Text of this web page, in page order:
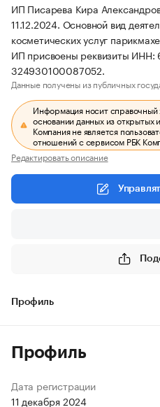
ИП Писарева Кира
11.12.2024. Основной вид
косметических услуг
ИП присвоены реквизиты
324930100087052.
Данные получены из публичных
Информация носит справочный
основании данных из открытых
Компания не является
отношений с сервисом РБК
Редактировать описание
Профиль
Профиль
Дата регистрации
11 декабря 2024